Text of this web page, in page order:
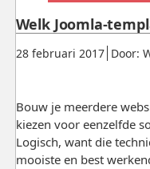
Gepubliceerd:
28 februari 2017. Door:
Welk Joomla-
Bouw je meerdere
kiezen voor eenzelfde
Logisch, want die
mooiste en best